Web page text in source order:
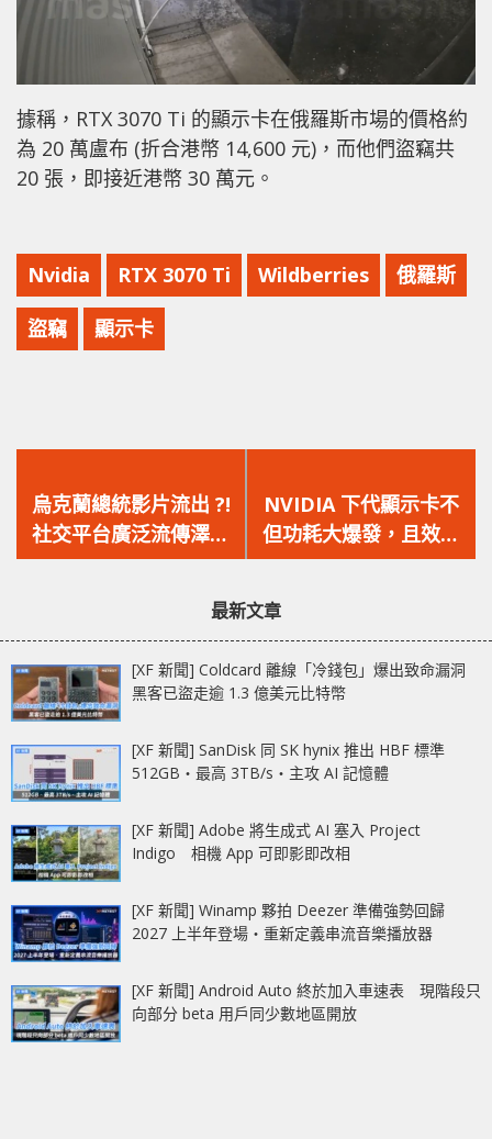
據稱，RTX 3070 Ti 的顯示卡在俄羅斯市場的價格約
為 20 萬盧布 (折合港幣 14,600 元)，而他們盜竊共
20 張，即接近港幣 30 萬元。
Nvidia RTX 3070 Ti Wildberries 俄羅斯
盜竊 顯示卡
一
篇
文
烏克蘭總統影片流出 ?!
社交平台廣泛流傳澤連
斯基投降影片，原來只
一
篇
文
NVIDIA 下代顯示卡不
但功耗大爆發，且效能
提升不及 AMD ?
最新文章
[XF 新聞] Coldcard 離線「冷錢包」爆出致命漏洞
黑客已盜走逾 1.3 億美元比特幣
[XF 新聞] SanDisk 同 SK hynix 推出 HBF 標準
512GB‧最高 3TB/s‧主攻 AI 記憶體
[XF 新聞] Adobe 將生成式 AI 塞入 Project
Indigo 相機 App 可即影即改相
[XF 新聞] Winamp 夥拍 Deezer 準備強勢回歸
2027 上半年登場‧重新定義串流音樂播放器
[XF 新聞] Android Auto 終於加入車速表 現階段只
向部分 beta 用戶同少數地區開放